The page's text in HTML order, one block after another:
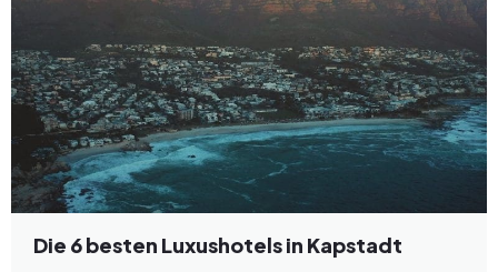
Die 6 besten Luxushotels in Kapstadt